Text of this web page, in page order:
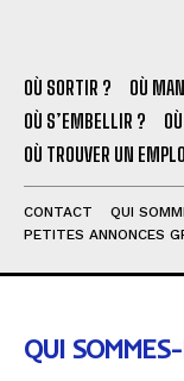
OÙ SORTIR ? OÙ
OÙ S’EMBELLIR ?
OÙ TROUVER UN
CONTACT QUI
PETITES ANNONCES
QUI